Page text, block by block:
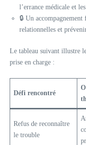
l’errance médicale et
🔒 Un
relationnelles et
Le tableau suivant illustre
prise en charge :
Défi rencontré
Refus de reconnaître
le trouble